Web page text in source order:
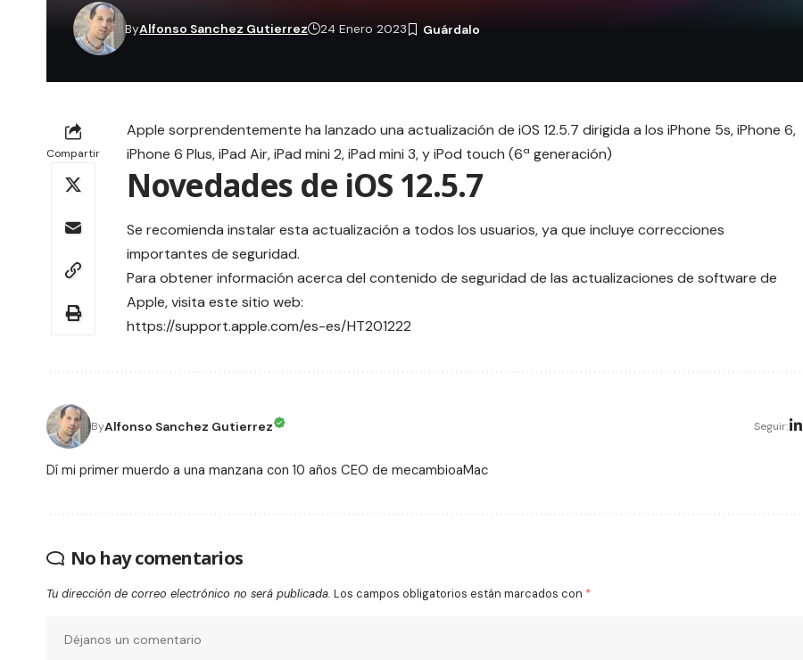
ByAlfonso Sanchez Gutierrez 24 Enero 2023
Compartir
Apple sorprendentemente ha lanzado una actualización de iOS 12.5.7 dirigida a los iPhone 5s, iPhone 6,
iPhone 6 Plus, iPad Air, iPad mini 2, iPad mini 3, y iPod touch (6ª generación)
Novedades de iOS 12.5.7
Se recomienda instalar esta actualización a todos los usuarios, ya que incluye correcciones
importantes de seguridad.
Para obtener información acerca del contenido de seguridad de las actualizaciones de software de
Apple, visita este sitio web:
https://support.apple.com/es-es/HT201222
ByAlfonso Sanchez Gutierrez Seguir:
Dí mi primer muerdo a una manzana con 10 años CEO de mecambioaMac
No hay comentarios
Tu dirección de correo electrónico no será publicada. Los campos obligatorios están marcados con *